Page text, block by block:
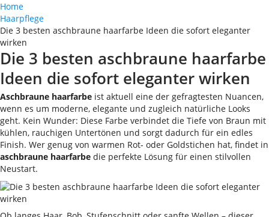
Home
Haarpflege
Die 3 besten aschbraune haarfarbe Ideen die sofort eleganter
wirken
Die 3 besten aschbraune haarfarbe
Ideen die sofort eleganter wirken
Aschbraune haarfarbe ist aktuell eine der gefragtesten Nuancen,
wenn es um moderne, elegante und zugleich natürliche Looks
geht. Kein Wunder: Diese Farbe verbindet die Tiefe von Braun mit
kühlen, rauchigen Untertönen und sorgt dadurch für ein edles
Finish. Wer genug von warmen Rot- oder Goldstichen hat, findet in
aschbraune haarfarbe die perfekte Lösung für einen stilvollen
Neustart.